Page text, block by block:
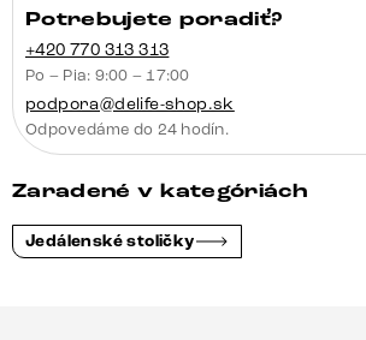
Potrebujete poradiť?
+420 770 313 313
Po – Pia: 9:00 – 17:00
podpora@delife-shop.sk
Odpovedáme do 24 hodín.
Zaradené v kategóriách
Jedálenské stoličky